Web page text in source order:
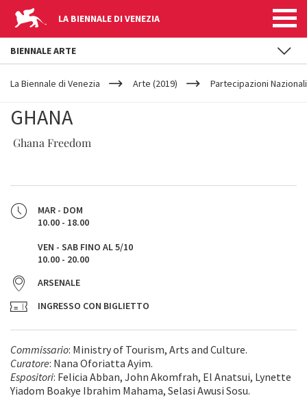
LA BIENNALE DI VENEZIA
YOUR
ARE
La Biennale di Venezia Arte (2019) Partecipazioni Nazionali
GHANA
Ghana Freedom
MAR - DOM
10.00 - 18.00
VEN - SAB FINO AL 5/10
10.00 - 20.00
ARSENALE
INGRESSO CON BIGLIETTO
Commissario: Ministry of Tourism, Arts and Culture.
Curatore: Nana Oforiatta Ayim.
Espositori: Felicia Abban, John Akomfrah, El Anatsui, Lynette
Yiadom Boakye Ibrahim Mahama, Selasi Awusi Sosu.
BIENNALE ARTE